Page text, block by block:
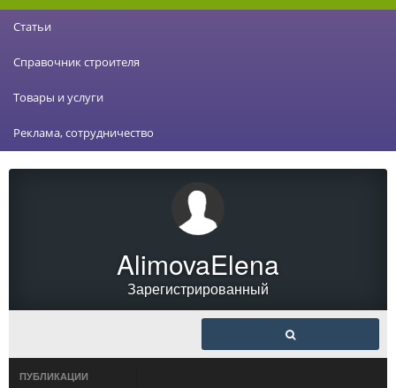
Статьи
Справочник строителя
Товары и услуги
Реклама, сотрудничество
AlimovaElena
Зарегистрированный
ПУБЛИКАЦИИ